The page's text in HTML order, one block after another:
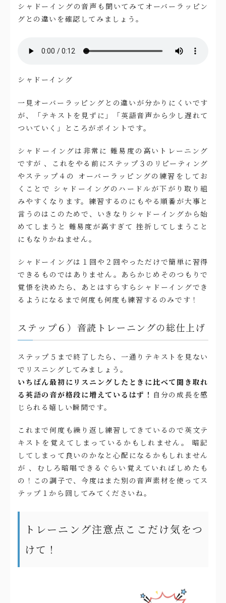
シャドーイングの音声も聞いてみてオーバーラッピン
グとの違いを確認してみましょう。
シャドーイング
一見オーバーラッピングとの違いが分かりにくいです
が、「テキストを見ずに」「英語音声から少し遅れて
ついていく」ところがポイントです。
シャドーイングは非常に 難易度の高いトレーニング
ですが 、これをやる前にステップ３のリピーティング
やステップ４の オーバーラッピングの練習をしてお
くことで シャドーイングのハードルが下がり取り組
みやすくなります。練習するのにもやる順番が大事と
言うのはこのためで、いきなりシャドーイングから始
めてしまうと 難易度が高すぎて 挫折してしまうこと
にもなりかねません。
シャドーイングは１回や２回やっただけで簡単に習得
できるものではありません。あらかじめそのつもりで
覚悟を決めたら、あとはすらすらシャドーイングでき
るようになるまで何度も何度も練習するのみです！
ステップ６）音読トレーニングの総仕上げ
ステップ５まで終了したら、一通りテキストを見ない
でリスニングしてみましょう。
いちばん最初にリスニングしたときに比べて聞き取れ
る英語の音が格段に増えているはず！ 自分の成長を感
じられる嬉しい瞬間です。
これまで何度も繰り返し練習してきているので英文テ
キストを覚えてしまっているかもしれません。 暗記
してしまって良いのかなと心配になるかもしれません
が 、むしろ暗唱できるぐらい覚えていればしめたも
の！この調子で、今度はまた別の音声素材を使ってス
テップ１から回してみてくださいね。
トレーニング注意点ここだけ気をつ
けて！